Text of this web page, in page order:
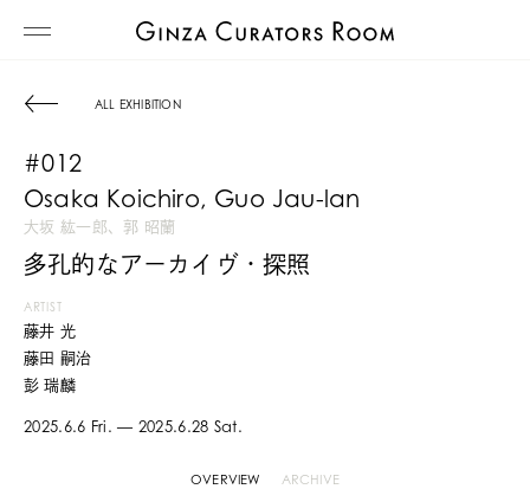
#012
Osaka Koichiro, Guo Jau-lan
大坂 紘一郎、郭 昭蘭
多孔的なアーカイヴ・探照
ARTIST
藤井 光
藤田 嗣治
彭 瑞麟
2025.6.6 Fri. — 2025.6.28 Sat.
ALL EXHIBITION
OVERVIEW ARCHIVE